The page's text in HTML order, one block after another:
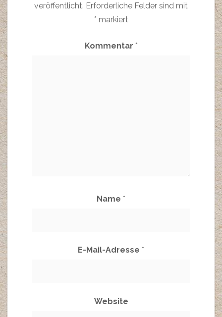
veröffentlicht. Erforderliche Felder sind mit
* markiert
Kommentar *
Name *
E-Mail-Adresse *
Website